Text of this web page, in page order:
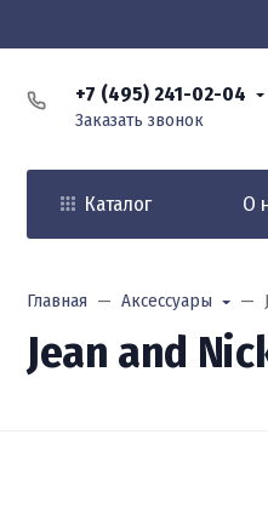
+7 (495) 241-02-04
Заказать звонок
Каталог О
Главная Аксессуары
Jean and